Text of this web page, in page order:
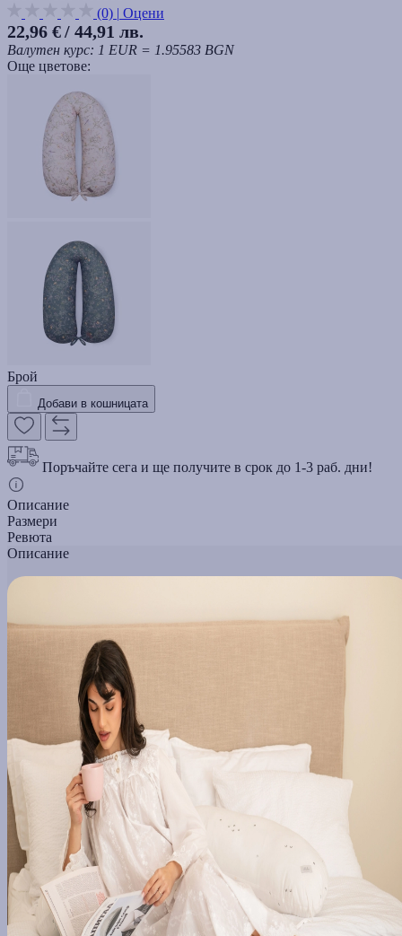
(0) | Оцени
22,96 €/ 44,91 лв.
Валутен курс: 1 EUR = 1.95583 BGN
Още цветове:
Брой
Добави в кошницата
Поръчайте сега и ще получите в срок до 1-3 раб. дни!
Описание
Размери
Ревюта
Описание